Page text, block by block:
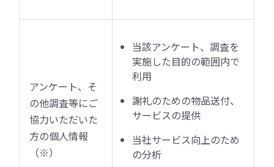
アンケート、そ
の他調査等にご
協力いただいた
方の個人情報
（※）
当該アンケート、調査を
実施した目的の範囲内で
利用
謝礼のための物品送付、
サービスの提供
当社サービス向上のため
の分析